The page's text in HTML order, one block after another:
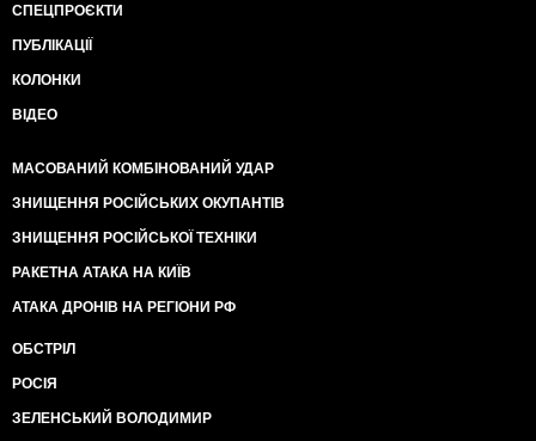
СПЕЦПРОЄКТИ
ПУБЛІКАЦІЇ
КОЛОНКИ
ВІДЕО
МАСОВАНИЙ КОМБІНОВАНИЙ УДАР
ЗНИЩЕННЯ РОСІЙСЬКИХ ОКУПАНТІВ
ЗНИЩЕННЯ РОСІЙСЬКОЇ ТЕХНІКИ
РАКЕТНА АТАКА НА КИЇВ
АТАКА ДРОНІВ НА РЕГІОНИ РФ
ОБСТРІЛ
РОСІЯ
ЗЕЛЕНСЬКИЙ ВОЛОДИМИР